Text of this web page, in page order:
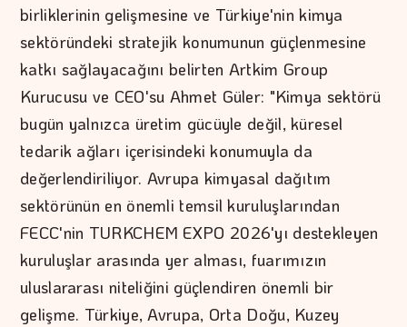
birliklerinin gelişmesine ve Türkiye'nin kimya
sektöründeki stratejik konumunun güçlenmesine
katkı sağlayacağını belirten Artkim Group
Kurucusu ve CEO'su Ahmet Güler: "Kimya sektörü
bugün yalnızca üretim gücüyle değil, küresel
tedarik ağları içerisindeki konumuyla da
değerlendiriliyor. Avrupa kimyasal dağıtım
sektörünün en önemli temsil kuruluşlarından
FECC'nin TURKCHEM EXPO 2026'yı destekleyen
kuruluşlar arasında yer alması, fuarımızın
uluslararası niteliğini güçlendiren önemli bir
gelişme. Türkiye, Avrupa, Orta Doğu, Kuzey